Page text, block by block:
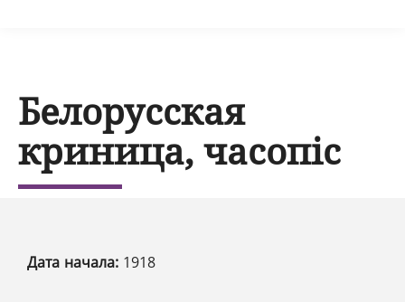
Белорусская
криница, часопіс
Дата начала: 1918